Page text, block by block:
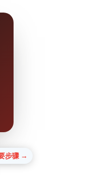
步骤→